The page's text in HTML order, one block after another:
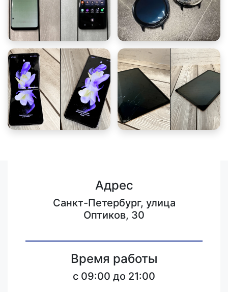
Адрес
Санкт-Петербург, улица
Оптиков, 30
Время работы
c 09:00 до 21:00